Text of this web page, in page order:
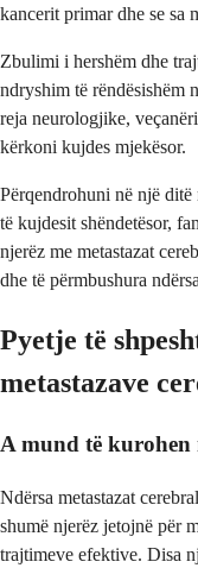
kancerit primar dhe se sa
Zbulimi i hershëm dhe
ndryshim të rëndësishëm
reja neurologjike,
kërkoni kujdes mjekësor.
Përqendrohuni në një
të kujdesit shëndetësor,
njerëz me metastazat
dhe të përmbushura
Pyetje të
metastazave
A mund të kurohen
Ndërsa metastazat
shumë njerëz jetojnë për
trajtimeve efektive. Disa